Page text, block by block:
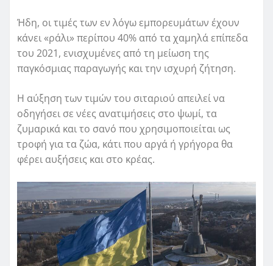
Ήδη, οι τιμές των εν λόγω εμπορευμάτων έχουν
κάνει «ράλι» περίπου 40% από τα χαμηλά επίπεδα
του 2021, ενισχυμένες από τη μείωση της
παγκόσμιας παραγωγής και την ισχυρή ζήτηση.
Η αύξηση των τιμών του σιταριού απειλεί να
οδηγήσει σε νέες ανατιμήσεις στο ψωμί, τα
ζυμαρικά και το σανό που χρησιμοποιείται ως
τροφή για τα ζώα, κάτι που αργά ή γρήγορα θα
φέρει αυξήσεις και στο κρέας.